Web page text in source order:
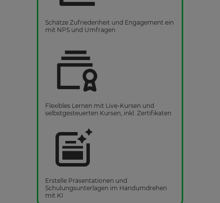
Schätze Zufriedenheit und Engagement ein
mit NPS und Umfragen
Flexibles Lernen mit Live-Kursen und
selbstgesteuerten Kursen, inkl. Zertifikaten
Erstelle Präsentationen und
Schulungsunterlagen im Handumdrehen
mit KI